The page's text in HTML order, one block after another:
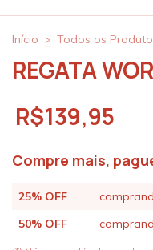
Início > Todos os
REGATA
R$139,95
Compre mais,
25% OFF
50% OFF